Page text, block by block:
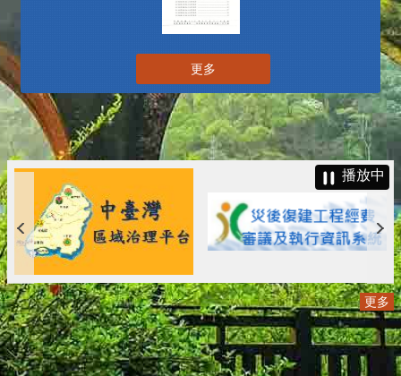
更多
播放中
更多